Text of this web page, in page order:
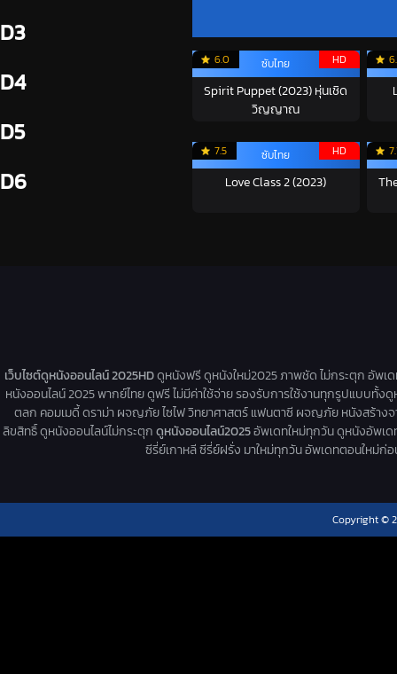
D3
D4
D5
D6
6.0 HD
ซับไทย
Spirit Puppet (2023) หุ่นเชิด
วิญญาณ
7.5 HD
ซับไทย
Love Class 2 (2023)
เว็บไซต์ดูหนังออนไลน์ 2025HDดูหนังฟรี ดูหนังใหม่2025 ภาพชัด ไม่กระตุก อัพเ
หนังออนไลน์ 2025 พากย์ไทย ดูฟรี ไม่มีค่าใช้จ่าย รองรับการใช้งานทุกรูปแบบทั้
ตลก คอมเมดี้ ดราม่า ผจญภัย ไซไฟ วิทยาศาสตร์ แฟนตาซี ผจญภัย หนังสร้างจ
ลิขสิทธิ์ ดูหนังออนไลน์ไม่กระตุกดูหนังออนไลน์2025อัพเดทใหม่ทุกวัน ดูหนังอัพเด
ซีรี่ย์เกาหลี ซีรี่ย์ฝรั่ง มาใหม่ทุกวัน อัพเดทตอนใหม่ก่
Copyright ©